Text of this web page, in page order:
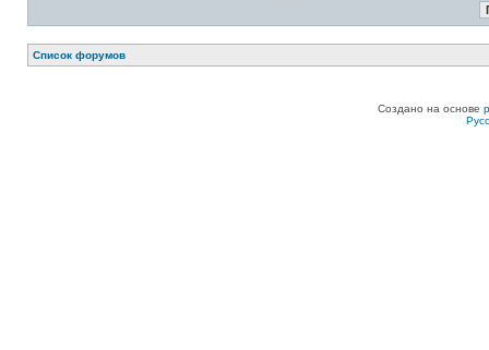
Список форумов
Создано на основе